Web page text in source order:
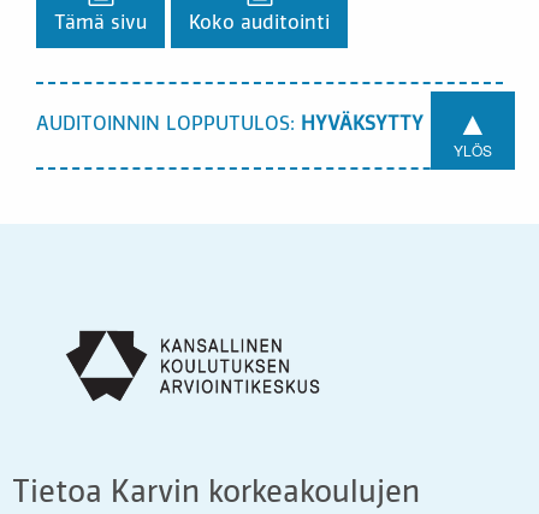
Tämä sivu
Koko auditointi
AUDITOINNIN LOPPUTULOS: HYVÄKSYTTY ▲
YLÖS
Tietoa Karvin korkeakoulujen